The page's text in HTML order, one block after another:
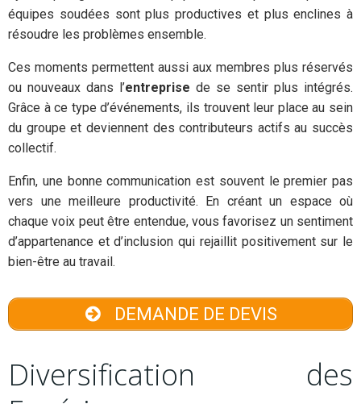
équipes soudées sont plus productives et plus enclines à
résoudre les problèmes ensemble.
Ces moments permettent aussi aux membres plus réservés
ou nouveaux dans l’entreprise de se sentir plus intégrés.
Grâce à ce type d’événements, ils trouvent leur place au sein
du groupe et deviennent des contributeurs actifs au succès
collectif.
Enfin, une bonne communication est souvent le premier pas
vers une meilleure productivité. En créant un espace où
chaque voix peut être entendue, vous favorisez un sentiment
d’appartenance et d’inclusion qui rejaillit positivement sur le
bien-être au travail.
DEMANDE DE DEVIS
Diversification des